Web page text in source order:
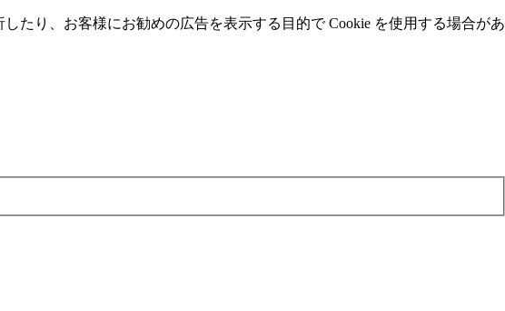
たり、お客様にお勧めの広告を表⽰する⽬的で Cookie を使⽤する場合があ